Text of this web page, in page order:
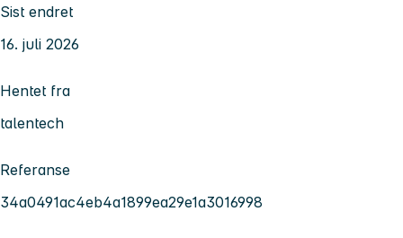
Sist endret
16. juli 2026
Hentet fra
talentech
Referanse
34a0491ac4eb4a1899ea29e1a3016998